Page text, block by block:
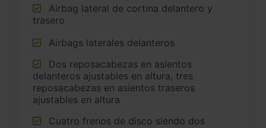
trasero
Airbags laterales delanteros
delanteros ajustables en altura, tres
reposacabezas en asientos traseros
ajustables en altura